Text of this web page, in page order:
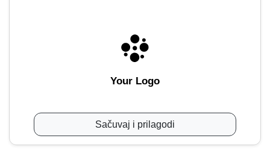
Your Logo
Sačuvaj i prilagodi